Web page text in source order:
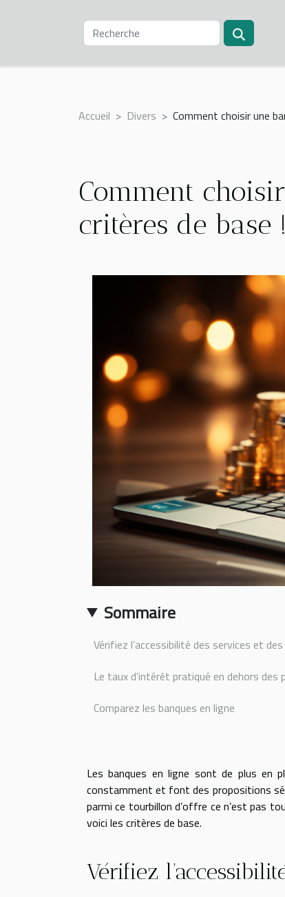
Accueil Divers Comment choisir une
Comment
critères de base !
Sommaire
Vérifiez l’accessibilité des services et
Le taux d’intérêt pratiqué en dehors des
Comparez les banques en ligne
Les banques en ligne sont de plus en
constamment et font des propositions
parmi ce tourbillon d’offre ce n’est pas
voici les critères de base.
Vérifiez